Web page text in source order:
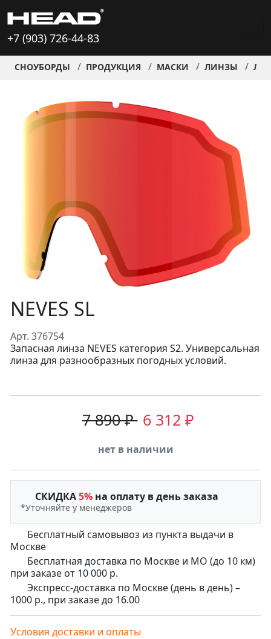
+7 (903) 726-44-83
СНОУБОРДЫ ПРОДУКЦИЯ МАСКИ ЛИНЗЫ
NEVES SL
Арт. 376754
Запасная линза NEVES категория S2. Универсальная
линза для разнообразных погодных условий.
7 890 ₽ 6 312 ₽
нет в наличии
СКИДКА5% на оплату в день заказа
*Уточняйте у менеджеров
Бесплатный самовывоз из пункта выдачи в
Москве
Бесплатная доставка по Москве и МО (до 10 км)
при заказе от 10 000 р.
Экспресс-доставка по Москве (день в день) –
1000 р., при заказе до 16.00
Условия доставки и оплаты